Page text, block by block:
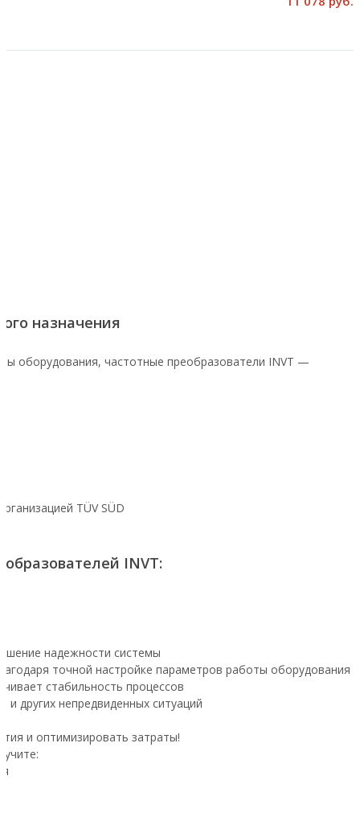
назначения
оборудования, частотные преобразователи INVT —
TÜV SÜD
INVT:
надежности системы
точной настройке параметров работы оборудования
стабильность процессов
других непредвиденных ситуаций
и оптимизировать затраты!